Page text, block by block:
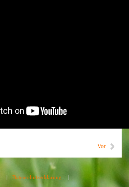
Vor
Datenschutzerklärung